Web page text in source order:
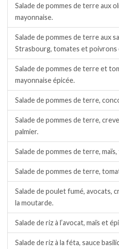
Salade de pommes de terre aux
mayonnaise.
Salade de pommes de terre aux
Strasbourg, tomates et poivrons
Salade de pommes de terre et
mayonnaise épicée.
Salade de pommes de terre,
Salade de pommes de terre,
palmier.
Salade de pommes de terre,
Salade de pommes de terre,
Salade de poulet fumé, avocats,
la moutarde.
Salade de riz à l’avocat, maïs et
Salade de riz à la féta, sauce